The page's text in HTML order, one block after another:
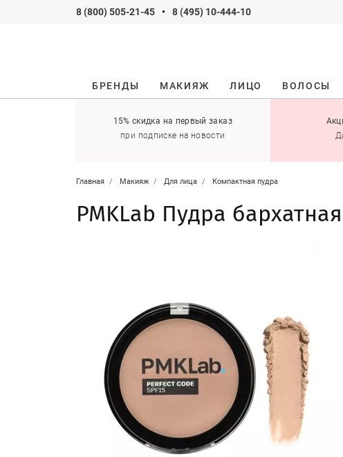
8 (800) 505-21-45 • 8 (495) 10-444-10
БРЕНДЫ МАКИЯЖ ЛИЦО ВОЛОСЫ
15% скидка на первый заказ
при подписке на новости
Главная Макияж Для лица Компактная пудра
PMKLab Пудра бархатная